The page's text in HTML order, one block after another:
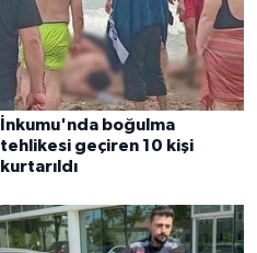
İnkumu'nda boğulma
tehlikesi geçiren 10 kişi
kurtarıldı